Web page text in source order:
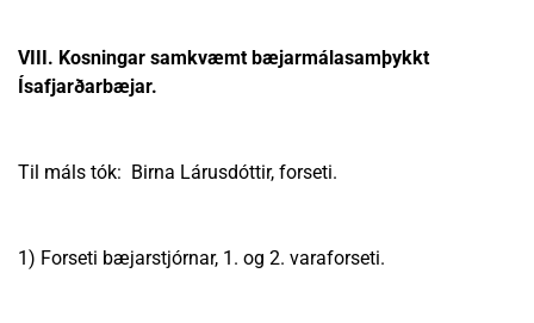
VIII. Kosningar samkvæmt bæjarmálasamþykkt
Ísafjarðarbæjar.
Til máls tók: Birna Lárusdóttir, forseti.
1) Forseti bæjarstjórnar, 1. og 2. varaforseti.